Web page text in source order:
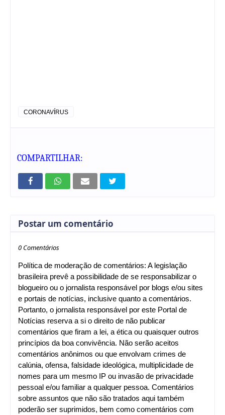
CORONAVÍRUS
COMPARTILHAR:
Postar um comentário
0 Comentários
Política de moderação de comentários: A legislação
brasileira prevê a possibilidade de se responsabilizar o
blogueiro ou o jornalista responsável por blogs e/ou sites
e portais de notícias, inclusive quanto a comentários.
Portanto, o jornalista responsável por este Portal de
Notícias reserva a si o direito de não publicar
comentários que firam a lei, a ética ou quaisquer outros
princípios da boa convivência. Não serão aceitos
comentários anônimos ou que envolvam crimes de
calúnia, ofensa, falsidade ideológica, multiplicidade de
nomes para um mesmo IP ou invasão de privacidade
pessoal e/ou familiar a qualquer pessoa. Comentários
sobre assuntos que não são tratados aqui também
poderão ser suprimidos, bem como comentários com